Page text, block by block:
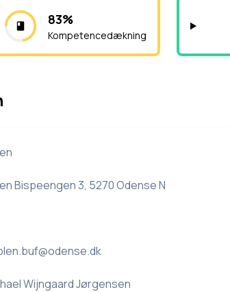
83%
Kompetencedækning
Bispeengen 3, 5270 Odense N
Wijngaard Jørgensen